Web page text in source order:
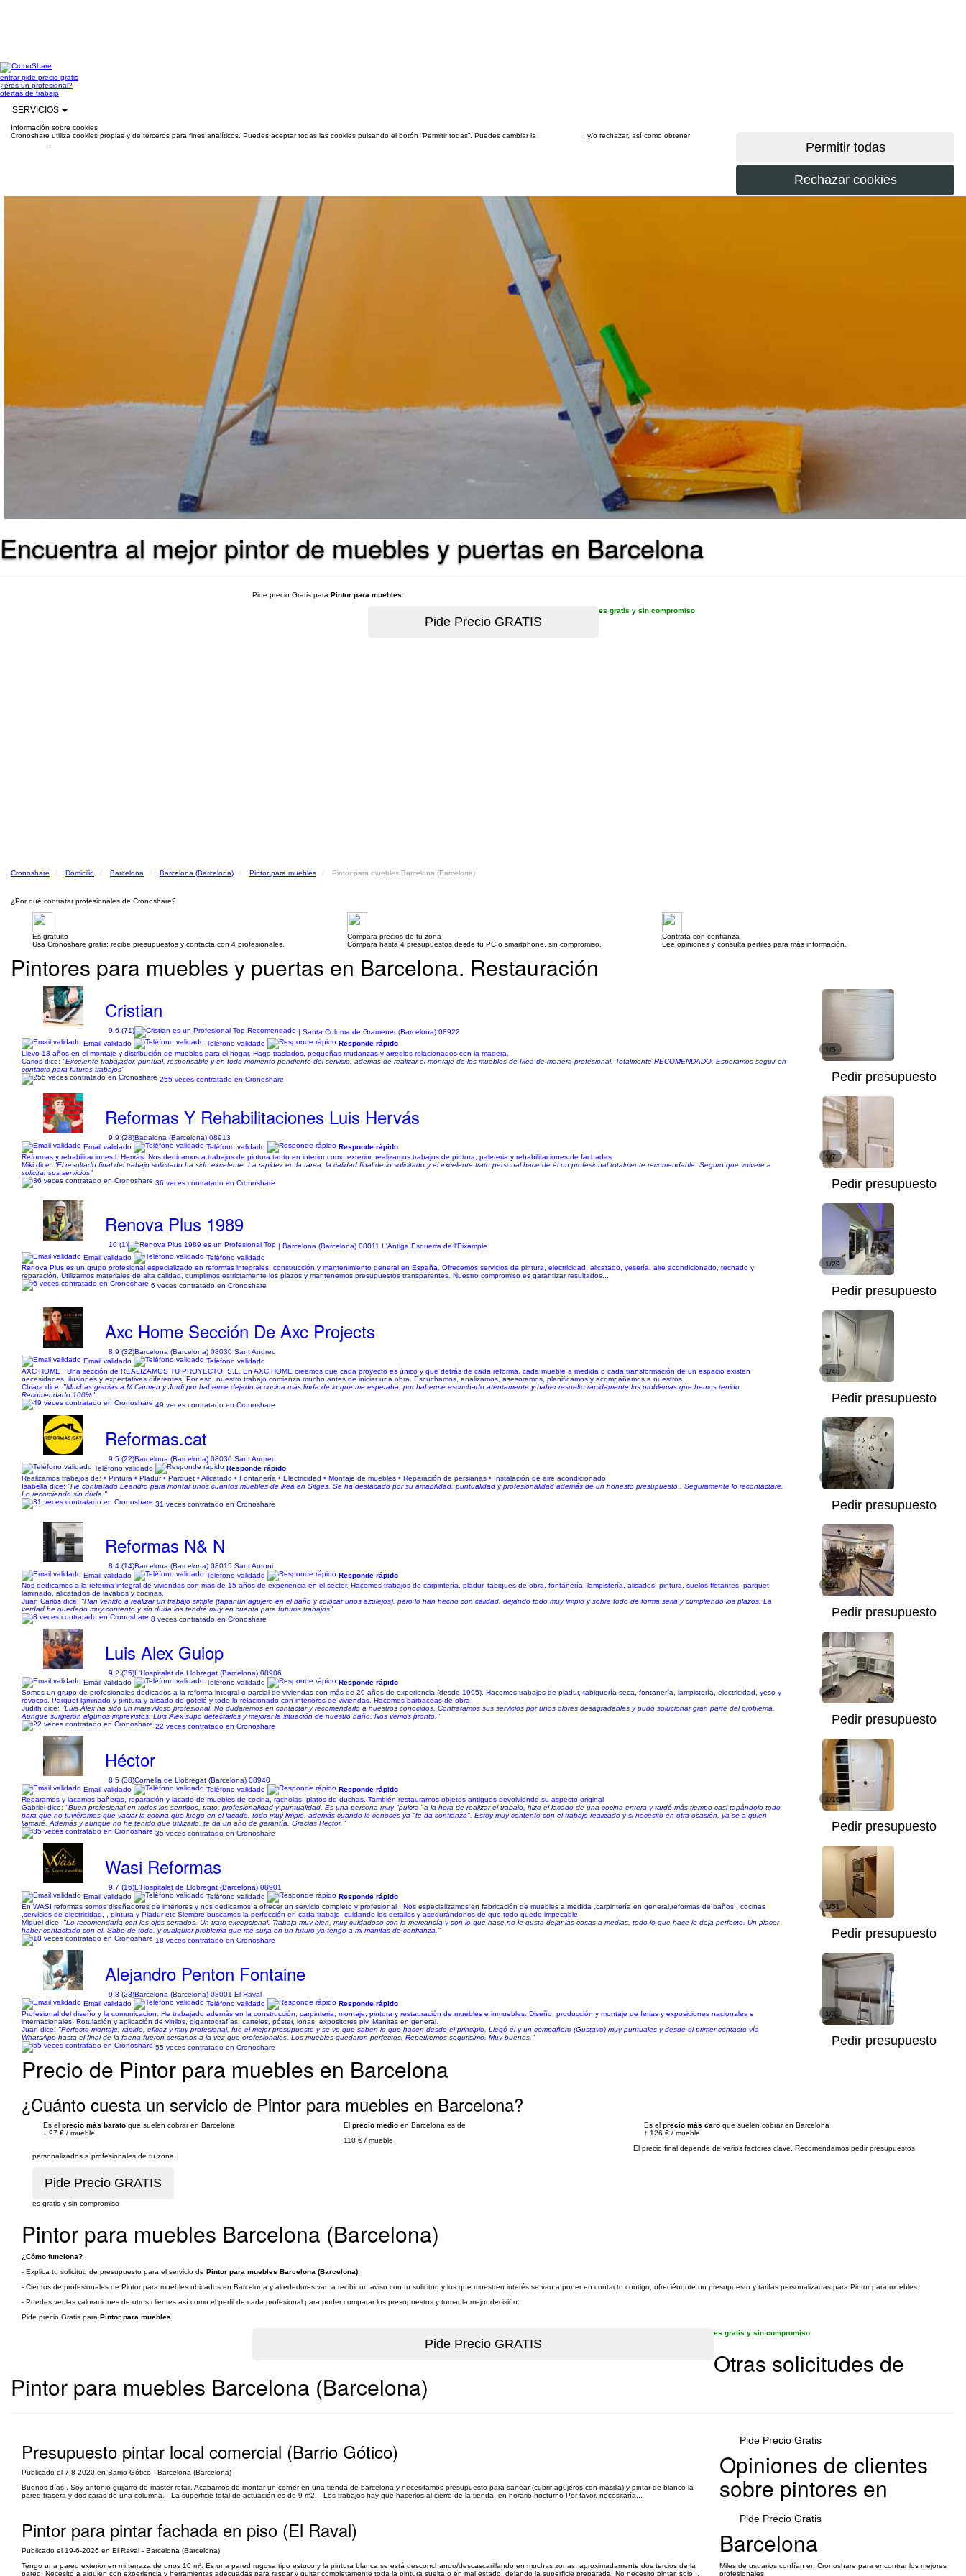
entrarpide precio gratis
¿eres un profesional?
ofertas de trabajo
SERVICIOS
Información sobre cookies
Cronoshare utiliza cookies propias y de terceros para fines analíticos. Puedes aceptar todas las cookies pulsando el botón “Permitir todas”. Puedes cambiar la
, y/o rechazar, así como obtener
Encuentra al mejor pintor de muebles y puertas en Barcelona
Pide precio Gratis para Pintor para muebles
es gratis y sin compromiso
Cronoshare Domicilio Barcelona Barcelona (Barcelona) Pintor para muebles Pintor para muebles Barcelona (Barcelona)
¿Por qué contratar profesionales de Cronoshare?
Es gratuito
Usa Cronoshare gratis: recibe presupuestos y contacta con 4 profesionales.
Compara precios de tu zona
Compara hasta 4 presupuestos desde tu PC o smartphone, sin compromiso.
Contrata con confianza
Lee opiniones y consulta perfiles para más información.
Pintores para muebles y puertas en Barcelona. Restauración
Cristian
9,6 (71)
| Santa Coloma de Gramenet (Barcelona) 08922
Email validado
Teléfono validado
Responde rápido
Llevo 18 años en el montaje y distribución de muebles para el hogar. Hago traslados, pequeñas mudanzas y arreglos relacionados con la madera.
Carlos dice: "Excelente trabajador, puntual, responsable y en todo momento pendiente del servicio, ademas de realizar el montaje de los muebles de Ikea de manera profesional. Totalmente RECOMENDADO. Esperamos seguir en
contacto para futuros trabajos"
255 veces contratado en Cronoshare
1/5
Pedir presupuesto
Reformas Y Rehabilitaciones Luis Hervás
9,9 (28)Badalona (Barcelona) 08913
Email validado
Teléfono validado
Responde rápido
Reformas y rehabilitaciones l. Hervás. Nos dedicamos a trabajos de pintura tanto en interior como exterior, realizamos trabajos de pintura, paleteria y rehabilitaciones de fachadas
Miki dice: "El resultado final del trabajo solicitado ha sido excelente. La rapidez en la tarea, la calidad final de lo solicitado y el excelente trato personal hace de él un profesional totalmente recomendable. Seguro que volveré a
solicitar sus servicios"
36 veces contratado en Cronoshare
1/7
Pedir presupuesto
Renova Plus 1989
10 (1)
| Barcelona (Barcelona) 08011 L'Antiga Esquerra de l'Eixample
Email validado
Teléfono validado
Renova Plus es un grupo profesional especializado en reformas integrales, construcción y mantenimiento general en España. Ofrecemos servicios de pintura, electricidad, alicatado, yesería, aire acondicionado, techado y
reparación. Utilizamos materiales de alta calidad, cumplimos estrictamente los plazos y mantenemos presupuestos transparentes. Nuestro compromiso es garantizar resultados...
6 veces contratado en Cronoshare
1/29
Pedir presupuesto
Axc Home Sección De Axc Projects
8,9 (32)Barcelona (Barcelona) 08030 Sant Andreu
Email validado
Teléfono validado
AXC HOME · Una sección de REALIZAMOS TU PROYECTO, S.L. En AXC HOME creemos que cada proyecto es único y que detrás de cada reforma, cada mueble a medida o cada transformación de un espacio existen
necesidades, ilusiones y expectativas diferentes. Por eso, nuestro trabajo comienza mucho antes de iniciar una obra. Escuchamos, analizamos, asesoramos, planificamos y acompañamos a nuestros...
Chiara dice: "Muchas gracias a M Carmen y Jordi por haberme dejado la cocina más linda de lo que me esperaba, por haberme escuchado atentamente y haber resuelto rápidamente los problemas que hemos tenido.
Recomendado 100%"
49 veces contratado en Cronoshare
1/48
Pedir presupuesto
Reformas.cat
9,5 (22)Barcelona (Barcelona) 08030 Sant Andreu
Teléfono validado
Responde rápido
Realizamos trabajos de: • Pintura • Pladur • Parquet • Alicatado • Fontanería • Electricidad • Montaje de muebles • Reparación de persianas • Instalación de aire acondicionado
Isabella dice: "He contratado Leandro para montar unos cuantos muebles de ikea en Sitges. Se ha destacado por su amabilidad, puntualidad y profesionalidad además de un honesto presupuesto . Seguramente lo recontactare.
Lo recomiendo sin duda."
31 veces contratado en Cronoshare
1/26
Pedir presupuesto
Reformas N& N
8,4 (14)Barcelona (Barcelona) 08015 Sant Antoni
Email validado
Teléfono validado
Responde rápido
Nos dedicamos a la reforma integral de viviendas con mas de 15 años de experiencia en el sector. Hacemos trabajos de carpintería, pladur, tabiques de obra, fontanería, lampistería, alisados, pintura, suelos flotantes, parquet
laminado, alicatados de lavabos y cocinas.
Juan Carlos dice: "Han venido a realizar un trabajo simple (tapar un agujero en el baño y colocar unos azulejos), pero lo han hecho con calidad, dejando todo muy limpio y sobre todo de forma seria y cumpliendo los plazos. La
verdad he quedado muy contento y sin duda los tendré muy en cuenta para futuros trabajos"
8 veces contratado en Cronoshare
1/11
Pedir presupuesto
Luis Alex Guiop
9,2 (35)L'Hospitalet de Llobregat (Barcelona) 08906
Email validado
Teléfono validado
Responde rápido
Somos un grupo de profesionales dedicados a la reforma integral o parcial de viviendas con más de 20 años de experiencia (desde 1995). Hacemos trabajos de pladur, tabiquería seca, fontanería, lampistería, electricidad, yeso y
revocos. Parquet laminado y pintura y alisado de gotelé y todo lo relacionado con interiores de viviendas. Hacemos barbacoas de obra
Judith dice: "Luis Álex ha sido un maravilloso profesional. No dudaremos en contactar y recomendarlo a nuestros conocidos. Contratamos sus servicios por unos olores desagradables y pudo solucionar gran parte del problema.
Aunque surgieron algunos imprevistos, Luis Álex supo detectarlos y mejorar la situación de nuestro baño. Nos vemos pronto."
22 veces contratado en Cronoshare
1/7
Pedir presupuesto
Héctor
8,5 (38)Cornella de Llobregat (Barcelona) 08940
Email validado
Teléfono validado
Responde rápido
Reparamos y lacamos bañeras, reparación y lacado de muebles de cocina, racholas, platos de duchas. También restauramos objetos antiguos devolviendo su aspecto original
Gabriel dice: "Buen profesional en todos los sentidos, trato, profesionalidad y puntualidad. Es una persona muy "pulcra" a la hora de realizar el trabajo, hizo el lacado de una cocina entera y tardó más tiempo casi tapándolo todo
para que no tuviéramos que vaciar la cocina que luego en el lacado, todo muy limpio, además cuando lo conoces ya "te da confianza". Estoy muy contento con el trabajo realizado y si necesito en otra ocasión, ya se a quien
llamaré. Además y aunque no he tenido que utilizarlo, te da un año de garantía. Gracias Hector."
35 veces contratado en Cronoshare
1/16
Pedir presupuesto
Wasi Reformas
9,7 (16)L'Hospitalet de Llobregat (Barcelona) 08901
Email validado
Teléfono validado
Responde rápido
En WASI reformas somos diseñadores de interiores y nos dedicamos a ofrecer un servicio completo y profesional . Nos especializamos en fabricación de muebles a medida ,carpintería en general,reformas de baños , cocinas
,servicios de electricidad, , pintura y Pladur etc Siempre buscamos la perfección en cada trabajo, cuidando los detalles y asegurándonos de que todo quede impecable
Miguel dice: "Lo recomendaría con los ojos cerrados. Un trato excepcional. Trabaja muy bien, muy cuidadoso con la mercancía y con lo que hace,no le gusta dejar las cosas a medias, todo lo que hace lo deja perfecto. Un placer
haber contactado con el. Sabe de todo, y cualquier problema que me surja en un futuro ya tengo a mi manitas de confianza."
18 veces contratado en Cronoshare
1/51
Pedir presupuesto
Alejandro Penton Fontaine
9,8 (23)Barcelona (Barcelona) 08001 El Raval
Email validado
Teléfono validado
Responde rápido
Profesional del diseño y la comunicacion. He trabajado además en la construcción, carpinteria, montaje, pintura y restauración de muebles e inmuebles. Diseño, producción y montaje de ferias y exposiciones nacionales e
internacionales. Rotulación y aplicación de vinilos, gigantografías, carteles, póster, lonas, expositores plv. Manitas en general.
Juan dice: "Perfecto montaje, rápido, eficaz y muy profesional, fue el mejor presupuesto y se ve que saben lo que hacen desde el principio. Llegó él y un compañero (Gustavo) muy puntuales y desde el primer contacto vía
WhatsApp hasta el final de la faena fueron cercanos a la vez que orofesionales. Los muebles quedaron perfectos. Repetiremos segurisimo. Muy buenos."
55 veces contratado en Cronoshare
1/3
Pedir presupuesto
Precio de Pintor para muebles en Barcelona
¿Cuánto cuesta un servicio de Pintor para muebles en Barcelona?
Es el precio más barato que suelen cobrar en Barcelona
↓ 97 € / mueble
El precio medio en Barcelona es de
110 € / mueble
Es el precio más caro que suelen cobrar en Barcelona
↑ 126 € / mueble
El precio final depende de varios factores clave. Recomendamos pedir presupuestos
personalizados a profesionales de tu zona.
es gratis y sin compromiso
Pintor para muebles Barcelona (Barcelona)
¿Cómo funciona?
- Explica tu solicitud de presupuesto para el servicio de Pintor para muebles Barcelona (Barcelona)
- Cientos de profesionales de Pintor para muebles ubicados en Barcelona y alrededores van a recibir un aviso con tu solicitud y los que muestren interés se van a poner en contacto contigo, ofreciéndote un presupuesto y tarifas personalizadas para Pintor para muebles.
- Puedes ver las valoraciones de otros clientes así como el perfil de cada profesional para poder comparar los presupuestos y tomar la mejor decisión.
Pide precio Gratis para Pintor para muebles
es gratis y sin compromiso
Otras solicitudes de
Pintor para muebles Barcelona (Barcelona)
Presupuesto pintar local comercial (Barrio Gótico)
Publicado el 7-8-2020 en Barrio Gótico - Barcelona (Barcelona)
Buenos días , Soy antonio guijarro de master retail. Acabamos de montar un corner en una tienda de barcelona y necesitamos presupuesto para sanear (cubrir agujeros con masilla) y pintar de blanco la
pared trasera y dos caras de una columna. - La superficie total de actuación es de 9 m2. - Los trabajos hay que hacerlos al cierre de la tienda, en horario nocturno Por favor, necesitaría...
Pide Precio Gratis
Pintor para pintar fachada en piso (El Raval)
Publicado el 19-6-2026 en El Raval - Barcelona (Barcelona)
Tengo una pared exterior en mi terraza de unos 10 m². Es una pared rugosa tipo estuco y la pintura blanca se está desconchando/descascarillando en muchas zonas, aproximadamente dos tercios de la
pared. Necesito a alguien con experiencia y herramientas adecuadas para raspar y quitar completamente toda la pintura suelta o en mal estado, dejando la superficie preparada. No necesito pintar, solo...
Pide Precio Gratis
Opiniones de clientes
sobre pintores en
Barcelona
Miles de usuarios confían en Cronoshare para encontrar los mejores
profesionales